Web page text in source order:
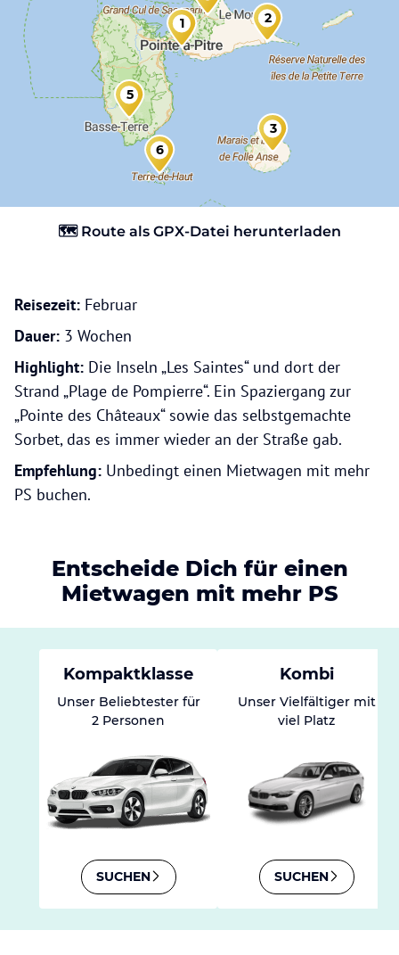
1 2
3
5
6
🗺️ Route als GPX-Datei herunterladen
Reisezeit: Februar
Dauer: 3 Wochen
Highlight: Die Inseln „Les Saintes“ und dort der
Strand „Plage de Pompierre“. Ein Spaziergang zur
„Pointe des Châteaux“ sowie das selbstgemachte
Sorbet, das es immer wieder an der Straße gab.
Empfehlung: Unbedingt einen Mietwagen mit mehr
PS buchen.
Entscheide Dich für einen
Mietwagen mit mehr PS
Kompaktklasse
Unser Beliebtester für
2 Personen
SUCHEN
Kombi
Unser Vielfältiger mit
viel Platz
SUCHEN